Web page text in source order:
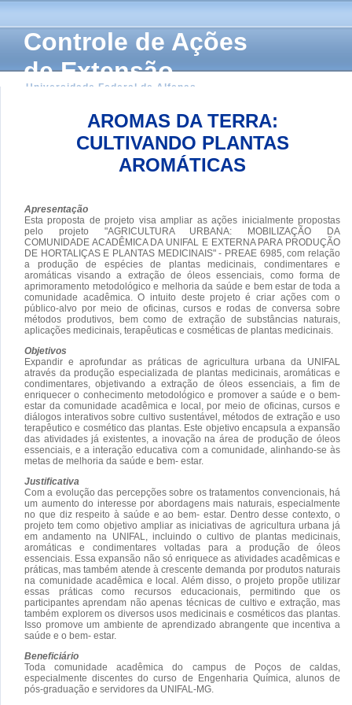
Controle de Ações
de Extensão
Universidade Federal de Alfenas
AROMAS DA TERRA:
CULTIVANDO PLANTAS
AROMÁTICAS
Apresentação
Esta proposta de projeto visa ampliar as ações inicialmente propostas
pelo projeto "AGRICULTURA URBANA: MOBILIZAÇÃO DA
COMUNIDADE ACADÊMICA DA UNIFAL E EXTERNA PARA PRODUÇÃO
DE HORTALIÇAS E PLANTAS MEDICINAIS" - PREAE 6985, com relação
a produção de espécies de plantas medicinais, condimentares e
aromáticas visando a extração de óleos essenciais, como forma de
aprimoramento metodológico e melhoria da saúde e bem estar de toda a
comunidade acadêmica. O intuito deste projeto é criar ações com o
público-alvo por meio de oficinas, cursos e rodas de conversa sobre
métodos produtivos, bem como de extração de substâncias naturais,
aplicações medicinais, terapêuticas e cosméticas de plantas medicinais.
Objetivos
Expandir e aprofundar as práticas de agricultura urbana da UNIFAL
através da produção especializada de plantas medicinais, aromáticas e
condimentares, objetivando a extração de óleos essenciais, a fim de
enriquecer o conhecimento metodológico e promover a saúde e o bem-
estar da comunidade acadêmica e local, por meio de oficinas, cursos e
diálogos interativos sobre cultivo sustentável, métodos de extração e uso
terapêutico e cosmético das plantas. Este objetivo encapsula a expansão
das atividades já existentes, a inovação na área de produção de óleos
essenciais, e a interação educativa com a comunidade, alinhando-se às
metas de melhoria da saúde e bem- estar.
Justificativa
Com a evolução das percepções sobre os tratamentos convencionais, há
um aumento do interesse por abordagens mais naturais, especialmente
no que diz respeito à saúde e ao bem- estar. Dentro desse contexto, o
projeto tem como objetivo ampliar as iniciativas de agricultura urbana já
em andamento na UNIFAL, incluindo o cultivo de plantas medicinais,
aromáticas e condimentares voltadas para a produção de óleos
essenciais. Essa expansão não só enriquece as atividades acadêmicas e
práticas, mas também atende à crescente demanda por produtos naturais
na comunidade acadêmica e local. Além disso, o projeto propõe utilizar
essas práticas como recursos educacionais, permitindo que os
participantes aprendam não apenas técnicas de cultivo e extração, mas
também explorem os diversos usos medicinais e cosméticos das plantas.
Isso promove um ambiente de aprendizado abrangente que incentiva a
saúde e o bem- estar.
Beneficiário
Toda comunidade acadêmica do campus de Poços de caldas,
especialmente discentes do curso de Engenharia Química, alunos de
pós-graduação e servidores da UNIFAL-MG.